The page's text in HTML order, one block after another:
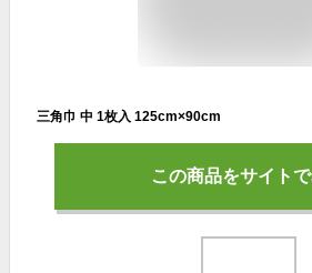
三角巾 中 1枚入 125cm×90cm
この商品をサイト